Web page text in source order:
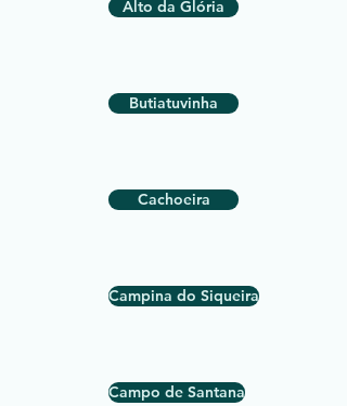
Alto da Glória
Butiatuvinha
Cachoeira
Campina do Siqueira
Campo de Santana